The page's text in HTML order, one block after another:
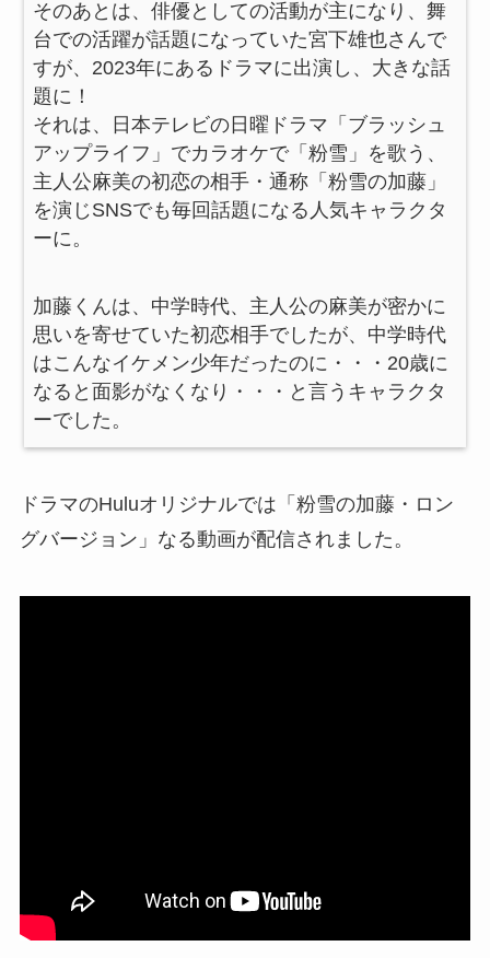
そのあとは、俳優としての活動が主になり、舞
台での活躍が話題になっていた宮下雄也さんで
すが、2023年にあるドラマに出演し、大きな話
題に！
それは、日本テレビの日曜ドラマ「ブラッシュ
アップライフ」でカラオケで「粉雪」を歌う、
主人公麻美の初恋の相手・通称「粉雪の加藤」
を演じSNSでも毎回話題になる人気キャラクタ
ーに。
加藤くんは、中学時代、主人公の麻美が密かに
思いを寄せていた初恋相手でしたが、中学時代
はこんなイケメン少年だったのに・・・20歳に
なると面影がなくなり・・・と言うキャラクタ
ーでした。
ドラマのHuluオリジナルでは「粉雪の加藤・ロン
グバージョン」なる動画が配信されました。